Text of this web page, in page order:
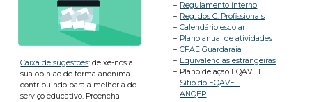
Caixa de sugestões: deixe-nos a
sua opinião de forma anónima
contribuindo para a melhoria do
serviço educativo. Preencha
+ Regulamento interno
+ Reg. dos C. Profissionais
+Calendário escolar
+ Plano anual de atividades
+CFAE Guardaraia
+ Equivalências estrangeiras
+ Plano de ação EQAVET
+ Sítio do EQAVET
+ANQEP